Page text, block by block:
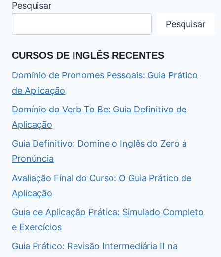
Pesquisar
Pesquisar
CURSOS DE INGLÊS RECENTES
Domínio de Pronomes Pessoais: Guia Prático
de Aplicação
Domínio do Verb To Be: Guia Definitivo de
Aplicação
Guia Definitivo: Domine o Inglês do Zero à
Pronúncia
Avaliação Final do Curso: O Guia Prático de
Aplicação
Guia de Aplicação Prática: Simulado Completo
e Exercícios
Guia Prático: Revisão Intermediária II na